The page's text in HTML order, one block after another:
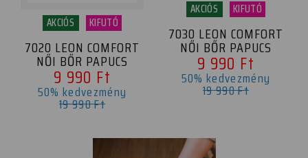
AKCIÓS KIFUTÓ
7020 LEON COMFORT
NŐI BŐR PAPUCS
9 990 Ft
50% kedvezmény
19 990 Ft
AKCIÓS KIFUTÓ
7030 LEON COMFORT
NŐI BŐR PAPUCS
9 990 Ft
50% kedvezmény
19 990 Ft